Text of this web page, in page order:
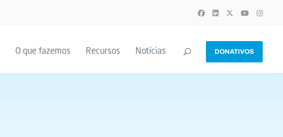
O que fazemos Recursos Notícias DONATIVOS